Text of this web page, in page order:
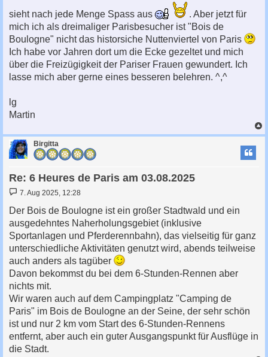
g
sieht nach jede Menge Spass aus
. Aber jetzt für
mich ich als dreimaliger Parisbesucher ist "Bois de
Boulogne" nicht das historsiche Nuttenviertel von Paris
Ich habe vor Jahren dort um die Ecke gezeltet und mich
über die Freizügigkeit der Pariser Frauen gewundert. Ich
lasse mich aber gerne eines besseren belehren. ^,^
lg
Martin
a
Birgitta
Re: 6 Heures de Paris am 03.08.2025
B
i
t
r
a
g
7. Aug 2025, 12:28
Der Bois de Boulogne ist ein großer Stadtwald und ein
ausgedehntes Naherholungsgebiet (inklusive
Sportanlagen und Pferderennbahn), das vielseitig für ganz
unterschiedliche Aktivitäten genutzt wird, abends teilweise
auch anders als tagüber
Davon bekommst du bei dem 6-Stunden-Rennen aber
nichts mit.
Wir waren auch auf dem Campingplatz "Camping de
Paris" im Bois de Boulogne an der Seine, der sehr schön
ist und nur 2 km vom Start des 6-Stunden-Rennens
entfernt, aber auch ein guter Ausgangspunkt für Ausflüge in
die Stadt.